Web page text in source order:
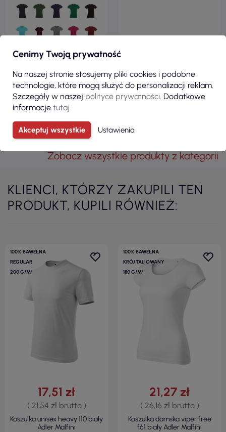
ZOBACZ
Zobacz wszystkie produkty z kategorii
KLIENCI, KTÓRZY ZAKUPILI TEN
PRODUKT, KUPILI RÓWNIEŻ:
100% BAWEŁNA
REGULAR
200 G/M²
17,51 zł
( 21,54 zł brutto )
Koszulka unisex heavy 110 biały
Adler Malfini
100% BAWEŁNA
KRÓJ TALIOWANY
180 G/M²
21,27 zł
( 26,16 zł brutto )
Koszulka damska viper free
f61 biały Adler Malfini
Cenimy Twoją prywatność
Na naszej stronie stosujemy pliki cookies i podobne
technologie, które mogą służyć do personalizacji reklam.
Szczegóły w naszej polityce prywatności. Dodatkowe
informacje tutaj
Akceptuj wszystkie Ustawienia